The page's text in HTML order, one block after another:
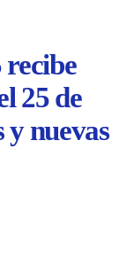
recibe
25 de
y nuevas